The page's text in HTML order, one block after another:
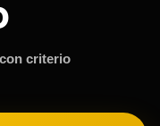
criterio